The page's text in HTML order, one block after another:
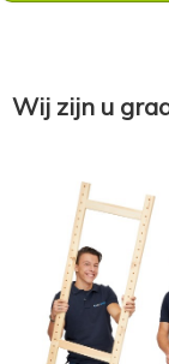
Wij zijn u